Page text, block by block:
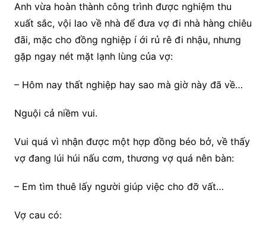
Anh vừa hoàn thành công trình được nghiệm thu
xuất sắc, vội lao về nhà để đưa vợ đi nhà hàng chiêu
đãi, mặc cho đồng nghiệp í ới rủ rê đi nhậu, nhưng
gặp ngay nét mặt lạnh lùng của vợ:
– Hôm nay thất nghiệp hay sao mà giờ này đã về…
Nguội cả niềm vui.
Vui quá vì nhận được một hợp đồng béo bở, về thấy
vợ đang lúi húi nấu cơm, thương vợ quá nên bàn:
– Em tìm thuê lấy người giúp việc cho đỡ vất…
Vợ cau có: